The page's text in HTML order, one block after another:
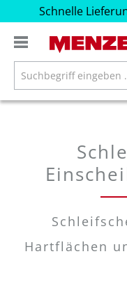
springen
Schnelle
Hartflächen